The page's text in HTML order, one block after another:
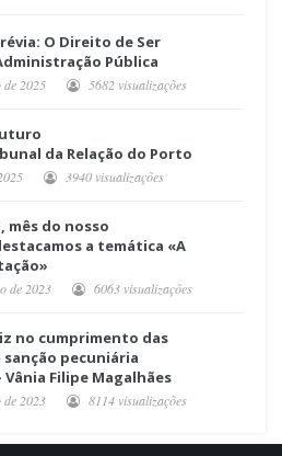
O Direito de Ser
Pública
de 2025 5682 visualizações
da Relação do Porto
3940 visualizações
mês do nosso
a temática «A
de 2023 6063 visualizações
no cumprimento das
pecuniária
Filipe Magalhães
de 2023 8114 visualizações